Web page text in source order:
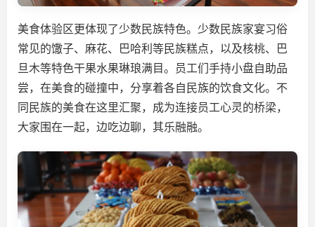
美食体验区更体现了少数民族特色。少数民族家宴习俗
常见的馓子、麻花、巴哈利等民族糕点，以及核桃、巴
旦木等特色干果水果琳琅满目。员工们手持小盘自助品
尝，在美食的碰撞中，分享着各自民族的饮食文化。不
同民族的美食在这里汇聚，成为连接员工心灵的桥梁，
大家围在一起，边吃边聊，其乐融融。